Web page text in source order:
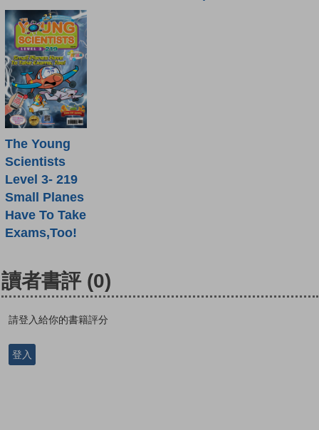
The Young
Scientists
Level 3- 219
Small Planes
Have To Take
Exams,Too!
讀者書評 (0)
請登入給你的書籍評分
登入